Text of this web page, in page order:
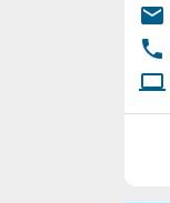
email
phone
laptop